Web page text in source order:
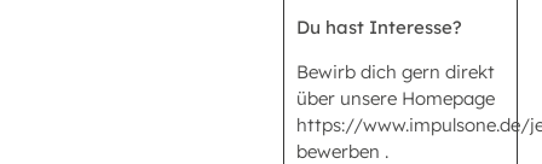
Du hast Interesse?
Bewirb dich gern direkt
über unsere Homepage
https://www.impulsone.de/
bewerben .